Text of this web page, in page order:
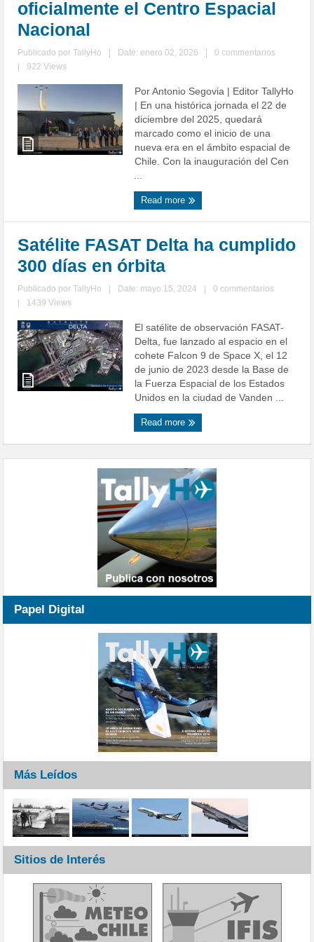
oficialmente el Centro Espacial
Nacional
Publicado porTallyHo Date: enero 02, 2026
0 commentarios
922 Views
Por Antonio Segovia | Editor TallyHo
| En una histórica jornada el 22 de
diciembre del 2025, quedará
marcado como el inicio de una
nueva era en el ámbito espacial de
Chile. Con la inauguración del Cen
...
Read more
Satélite FASAT Delta ha cumplido
300 días en órbita
Publicado porTallyHo Date: mayo 15, 2024
0 commentarios
1439 Views
El satélite de observación FASAT-
Delta, fue lanzado al espacio en el
cohete Falcon 9 de Space X, el 12
de junio de 2023 desde la Base de
la Fuerza Espacial de los Estados
Unidos en la ciudad de Vanden ...
Read more
Papel Digital
Más Leídos
Sitios de Interés